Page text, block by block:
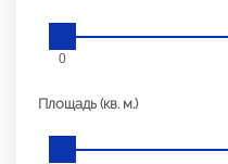
0
Площадь (кв. м.)